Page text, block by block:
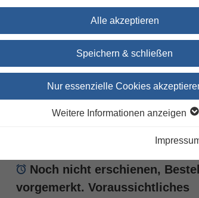
Alle akzeptieren
Speichern & schließen
Nur essenzielle Cookies
Weitere Informationen anzeigen
Wege zurück ins
Ein christlicher
Noch nicht erschienen,
vorgemerkt. Voraussichtliches